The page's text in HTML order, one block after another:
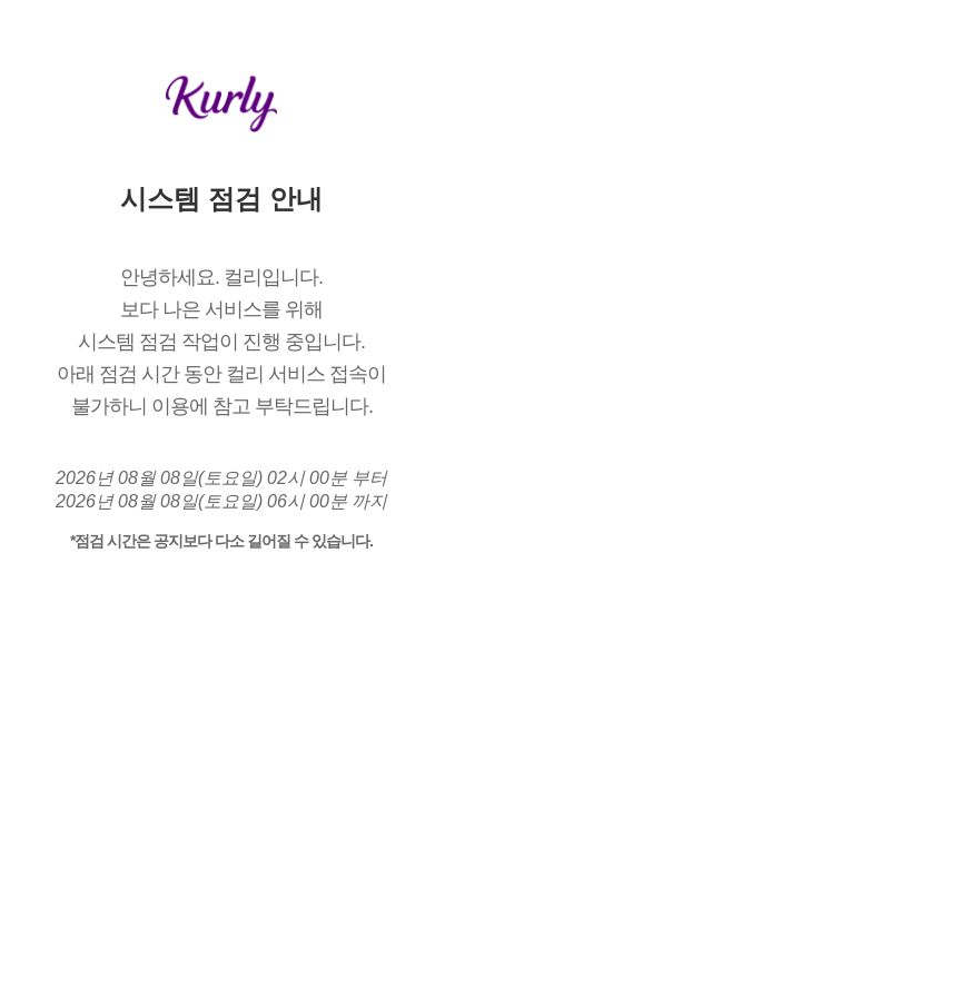
시스템 점검 안내
안녕하세요. 컬리입니다.
보다 나은 서비스를 위해
시스템 점검 작업이 진행 중입니다.
아래 점검 시간 동안 컬리 서비스 접속이
불가하니 이용에 참고 부탁드립니다.
2026년 08월 08일(토요일) 02시 00분 부터
2026년 08월 08일(토요일) 06시 00분 까지
*점검 시간은 공지보다 다소 길어질 수 있습니다.